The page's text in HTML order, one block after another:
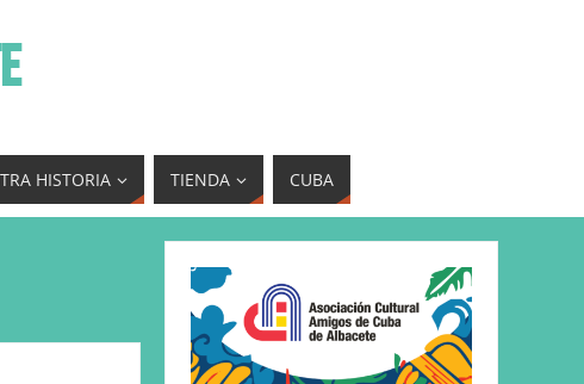
HISTORIA TIENDA CUBA